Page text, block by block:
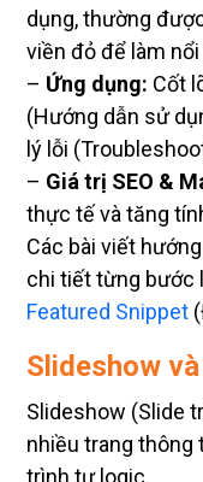
dụng, thường
viền đỏ để làm
– Ứng dụng: Cốt
(Hướng dẫn sử
lý lỗi
– Giá trị SEO &
thực tế và tăng
Các bài viết
chi tiết từng bước
Featured Snippet
Slideshow
Slideshow (Slide
nhiều trang thông
trình tự logic.